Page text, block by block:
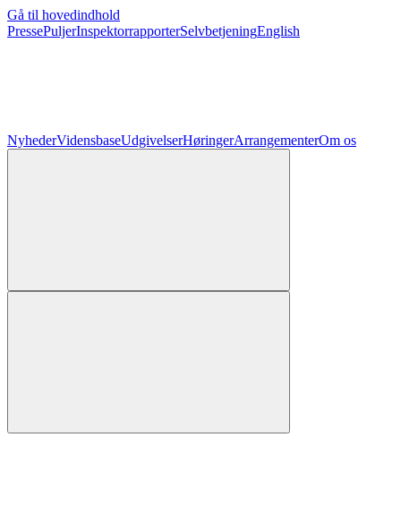
Gå til hovedindhold
PressePuljerInspektorrapporterSelvbetjeningEnglish
NyhederVidensbaseUdgivelserHøringerArrangementerOm os